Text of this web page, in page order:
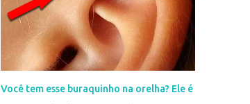
Você tem esse buraquinho na orelha? Ele é